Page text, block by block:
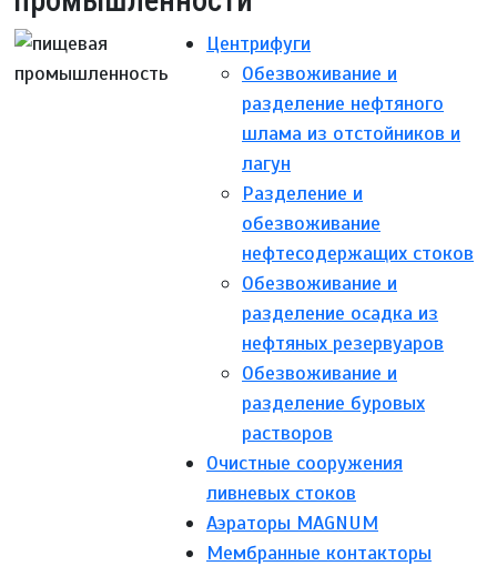
Центрифуги
Обезвоживание и
разделение нефтяного
шлама из отстойников и
лагун
Разделение и
обезвоживание
нефтесодержащих стоков
Обезвоживание и
разделение осадка из
нефтяных резервуаров
Обезвоживание и
разделение буровых
растворов
Очистные сооружения
ливневых стоков
Аэраторы MAGNUM
Мембранные контакторы